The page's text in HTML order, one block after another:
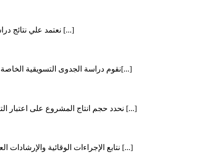
نعتمد علي نتائج دراسة السوق ، ومتطلباته ، والطاقة الاستيعابية للمشاريع [...]
نقوم دراسة الجدوى التسويقية الخاصة بمشروعك وتحديد السعر المتوقع لمتطلبات المشروع[...]
نحدد حجم انتاج المشروع على اعتبار التنبؤ بحجم الطلب والمبيعات الخاصة بناتج هذا المشروع [...]
نتابع الإجراءات الوقائية والإرشادات العملية التي يمارسها رجل الأمن والسلامة في المؤسسة [...]